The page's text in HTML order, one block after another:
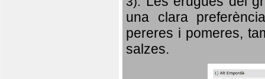
una clara
pereres i pomeres,
salzes.